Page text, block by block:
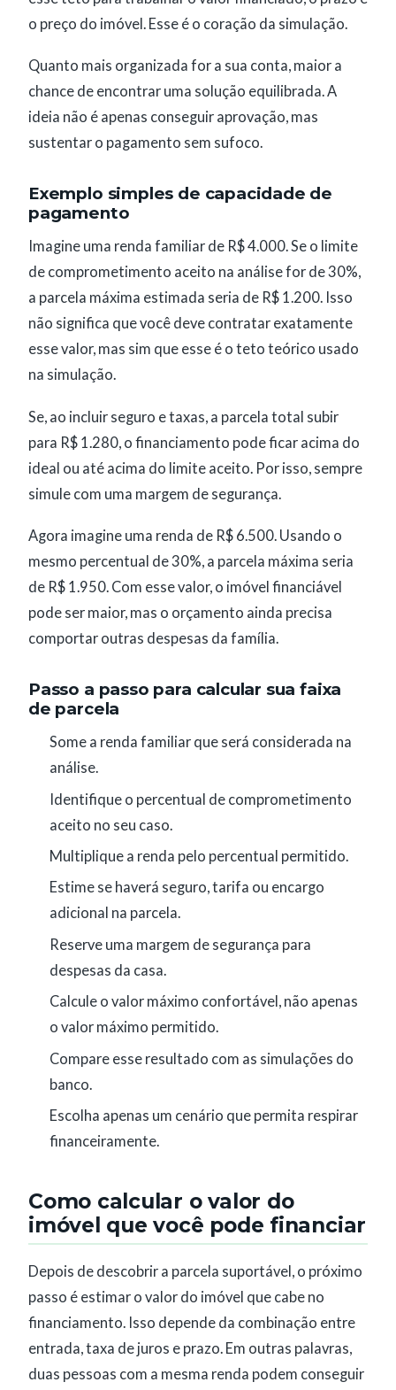
o preço do imóvel. Esse é o coração da simulação.
Quanto mais organizada for a sua conta, maior a
chance de encontrar uma solução equilibrada. A
ideia não é apenas conseguir aprovação, mas
sustentar o pagamento sem sufoco.
Exemplo simples de capacidade de
pagamento
Imagine uma renda familiar de R$ 4.000. Se o limite
de comprometimento aceito na análise for de 30%,
a parcela máxima estimada seria de R$ 1.200. Isso
não significa que você deve contratar exatamente
esse valor, mas sim que esse é o teto teórico usado
na simulação.
Se, ao incluir seguro e taxas, a parcela total subir
para R$ 1.280, o financiamento pode ficar acima do
ideal ou até acima do limite aceito. Por isso, sempre
simule com uma margem de segurança.
Agora imagine uma renda de R$ 6.500. Usando o
mesmo percentual de 30%, a parcela máxima seria
de R$ 1.950. Com esse valor, o imóvel financiável
pode ser maior, mas o orçamento ainda precisa
comportar outras despesas da família.
Passo a passo para calcular sua faixa
de parcela
Some a renda familiar que será considerada na
análise.
Identifique o percentual de comprometimento
aceito no seu caso.
Multiplique a renda pelo percentual permitido.
Estime se haverá seguro, tarifa ou encargo
adicional na parcela.
Reserve uma margem de segurança para
despesas da casa.
Calcule o valor máximo confortável, não apenas
o valor máximo permitido.
Compare esse resultado com as simulações do
banco.
Escolha apenas um cenário que permita respirar
financeiramente.
Como calcular o valor do
imóvel que você pode financiar
Depois de descobrir a parcela suportável, o próximo
passo é estimar o valor do imóvel que cabe no
financiamento. Isso depende da combinação entre
entrada, taxa de juros e prazo. Em outras palavras,
duas pessoas com a mesma renda podem conseguir